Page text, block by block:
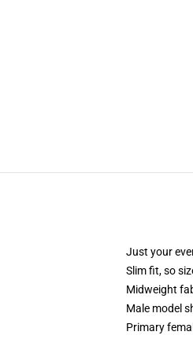
Just your
Slim fit, so
Midweight
Male model
Primary